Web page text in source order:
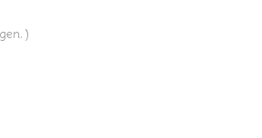
)